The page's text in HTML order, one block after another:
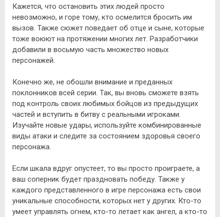
Кажется, что остановить этих людей просто
невозможно, и горе тому, кто осмелится бросить им
вызов. Также сюжет поведает об отце и сыне, которые
тоже воюют на протяжении многих лет. Разработчики
добавили в восьмую часть множество новых
персонажей.
Конечно же, не обошли внимание и преданных
поклонников всей серии. Так, вы вновь сможете взять
под контроль своих любимых бойцов из предыдущих
частей и вступить в битву с реальными игроками.
Изучайте новые удары, используйте комбинированные
виды атаки и следите за состоянием здоровья своего
персонажа.
Если шкала вдруг опустеет, то вы просто проиграете, а
ваш соперник будет праздновать победу. Также у
каждого представленного в игре персонажа есть свои
уникальные способности, которых нет у других. Кто-то
умеет управлять огнем, кто-то летает как ангел, а кто-то